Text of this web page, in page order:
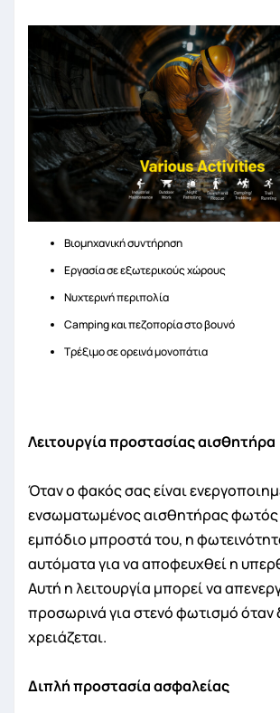
Βιομηχανική συντήρηση
Εργασία σε εξωτερικούς χώρους
Νυχτερινή περιπολία
Camping και πεζοπορία στο βουνό
Τρέξιμο σε ορεινά μονοπάτια
Λειτουργία προστασίας αισθητήρα
Όταν ο φακός σας είναι
ενσωματωμένος αισθητήρας φωτός
εμπόδιο μπροστά του, η
αυτόματα για να αποφευχθεί η
Αυτή η λειτουργία μπορεί να
προσωρινά για στενό φωτισμό όταν
χρειάζεται.
Διπλή προστασία ασφαλείας